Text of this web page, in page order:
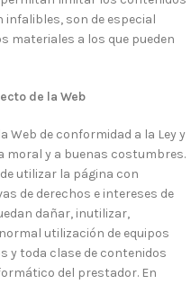
infalibles, son de especial
materiales a los que pueden
de la Web
Web de conformidad a la Ley y
moral y a buenas costumbres.
utilizar la página con
de derechos e intereses de
dañar, inutilizar,
utilización de equipos
y toda clase de contenidos
del prestador. En